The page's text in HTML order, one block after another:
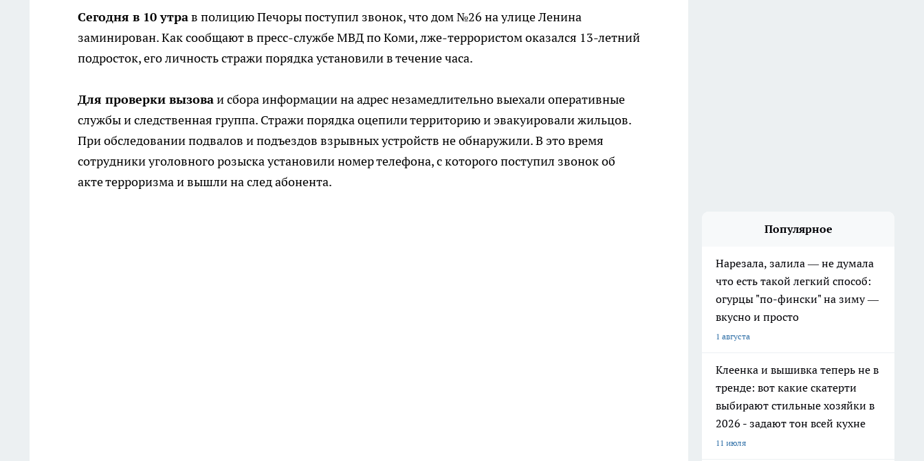
Сегодня в 10 утрав полицию Печоры поступил звонок, что дом №26 на улице Ленина
заминирован. Как сообщают в пресс-службе МВД по Коми, лже-террористом оказался 13-летний
подросток, его личность стражи порядка установили в течение часа.
Для проверки вызоваи сбора информации на адрес незамедлительно выехали оперативные
службы и следственная группа. Стражи порядка оцепили территорию и эвакуировали жильцов.
При обследовании подвалов и подъездов взрывных устройств не обнаружили. В это время
сотрудники уголовного розыска установили номер телефона, с которого поступил звонок об
акте терроризма и вышли на след абонента.
Популярное
Нарезала, залила — не думала
что есть такой легкий способ:
огурцы "по-фински" на зиму —
вкусно и просто
1 августа
Клеенка и вышивка теперь не в
тренде: вот какие скатерти
выбирают стильные хозяйки в
2026 - задают тон всей кухне
11 июля